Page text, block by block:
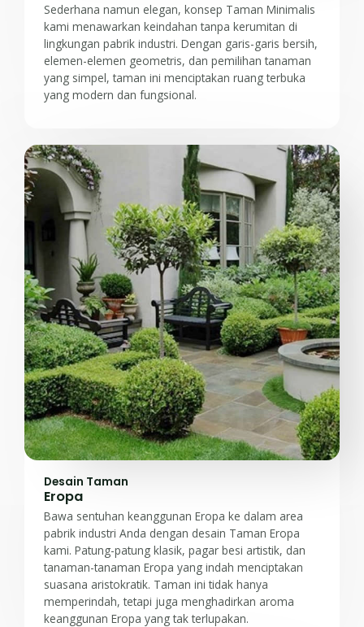
Sederhana namun elegan, konsep Taman Minimalis
kami menawarkan keindahan tanpa kerumitan di
lingkungan pabrik industri. Dengan garis-garis bersih,
elemen-elemen geometris, dan pemilihan tanaman
yang simpel, taman ini menciptakan ruang terbuka
yang modern dan fungsional.
Desain Taman
Eropa
Bawa sentuhan keanggunan Eropa ke dalam area
pabrik industri Anda dengan desain Taman Eropa
kami. Patung-patung klasik, pagar besi artistik, dan
tanaman-tanaman Eropa yang indah menciptakan
suasana aristokratik. Taman ini tidak hanya
memperindah, tetapi juga menghadirkan aroma
keanggunan Eropa yang tak terlupakan.